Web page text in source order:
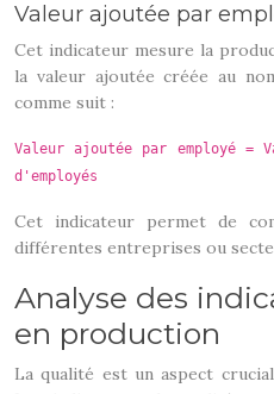
Valeur ajoutée par
Cet indicateur mesure la
la valeur ajoutée créée au
comme suit :
Valeur ajoutée par employé =
d'employés
Cet indicateur permet de
différentes entreprises ou
Analyse des
en production
La qualité est un aspect